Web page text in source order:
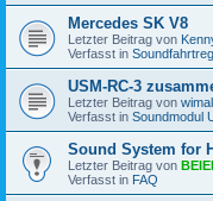
Mercedes SK V8
Letzter Beitrag von
Verfasst in
USM-RC-3
Letzter Beitrag von
Verfasst in Soundmodul
Sound System for
Letzter Beitrag von
Verfasst in FAQ